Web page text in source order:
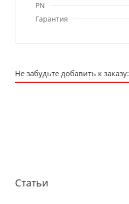
PN
Гарантия
Не забудьте добавить к заказу:
Статьи